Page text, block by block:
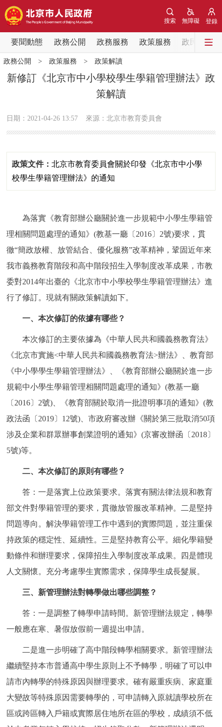
登錄
無障礙
搜索
要聞動態 政務公開 政務服務 政策服務 政民互動
要聞動態
黨中央精神 國務院資訊
會議資訊
市領導 機構職能
決策公開 專題公開
個人服務 法人服務 部門服務
便民服務 利企服務
仲介服務 陽光政務
政民互動
參與調查 線上訪談 圖説互動
走進北京
北京概況 十六區概覽
綠色北京 圖説北京 視頻北京
多語種
ENGLISH 한국어 日本語
ESPAÑOL العربية PORTUGUÊS
回到頂部
政務公開 > 政策服務 > 政策解讀
新修訂《北京市中小學校學生學籍管理辦法》政
策解讀
日期：2021-04-26 13:57 來源：北京市教育委員會
政策文件：北京市教育委員會關於印發《北京市中小學
校學生學籍管理辦法》的通知
為落實《教育部辦公廳關於進一步規範中小學生學籍管
理相關問題處理的通知》(教基一廳〔2016〕2號)要求，貫
徹“簡政放權、放管結合、優化服務”改革精神，鞏固近年來
我市義務教育階段和高中階段招生入學制度改革成果，市教
委對2014年出臺的《北京市中小學校學生學籍管理辦法》進
行了修訂。現就有關政策解讀如下。
一、本次修訂的依據有哪些？
本次修訂的主要依據為《中華人民共和國義務教育法》
《北京市實施<中華人民共和國義務教育法>辦法》、教育部
《中小學學生學籍管理辦法》、《教育部辦公廳關於進一步
規範中小學生學籍管理相關問題處理的通知》(教基一廳
〔2016〕2號)、《教育部關於取消一批證明事項的通知》(教
政法函〔2019〕12號)、市政府審改辦《關於第三批取消50項
涉及企業和群眾辦事創業證明的通知》(京審改辦函〔2018〕
5號)等。
二、本次修訂的原則有哪些？
答：一是落實上位政策要求。落實有關法律法規和教育
部文件對學籍管理的要求，貫徹放管服改革精神。二是堅持
問題導向。解決學籍管理工作中遇到的實際問題，並注重保
持政策的穩定性、延續性。三是堅持教育公平。細化學籍變
動條件和辦理要求，保障招生入學制度改革成果。四是體現
人文關懷。充分考慮學生實際需求，保障學生成長髮展。
三、新管理辦法對轉學做出哪些調整？
答：一是調整了轉學申請時間。新管理辦法規定，轉學
一般應在寒、暑假放假前一週提出申請。
二是進一步明確了高中階段轉學相關要求。新管理辦法
繼續堅持本市普通高中學生原則上不予轉學，明確了可以申
請市內轉學的特殊原因與辦理要求。確有嚴重疾病、家庭重
大變故等特殊原因需要轉學的，可申請轉入原就讀學校所在
區或跨區轉入戶籍或實際居住地所在區的學校，成績須不低